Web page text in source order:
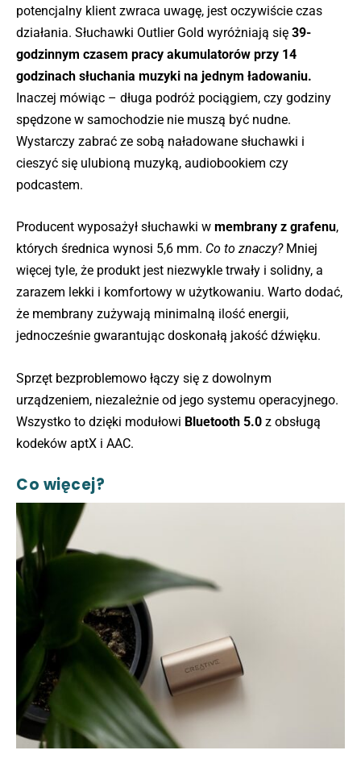
potencjalny klient zwraca uwagę, jest oczywiście czas
działania. Słuchawki Outlier Gold wyróżniają się 39-
godzinnym czasem pracy akumulatorów przy 14
godzinach słuchania muzyki na jednym ładowaniu.
Inaczej mówiąc – długa podróż pociągiem, czy godziny
spędzone w samochodzie nie muszą być nudne.
Wystarczy zabrać ze sobą naładowane słuchawki i
cieszyć się ulubioną muzyką, audiobookiem czy
podcastem.
Producent wyposażył słuchawki w membrany z grafenu,
których średnica wynosi 5,6 mm. Co to znaczy?Mniej
więcej tyle, że produkt jest niezwykle trwały i solidny, a
zarazem lekki i komfortowy w użytkowaniu. Warto dodać,
że membrany zużywają minimalną ilość energii,
jednocześnie gwarantując doskonałą jakość dźwięku.
Sprzęt bezproblemowo łączy się z dowolnym
urządzeniem, niezależnie od jego systemu operacyjnego.
Wszystko to dzięki modułowi Bluetooth 5.0 z obsługą
kodeków aptX i AAC.
Co więcej?